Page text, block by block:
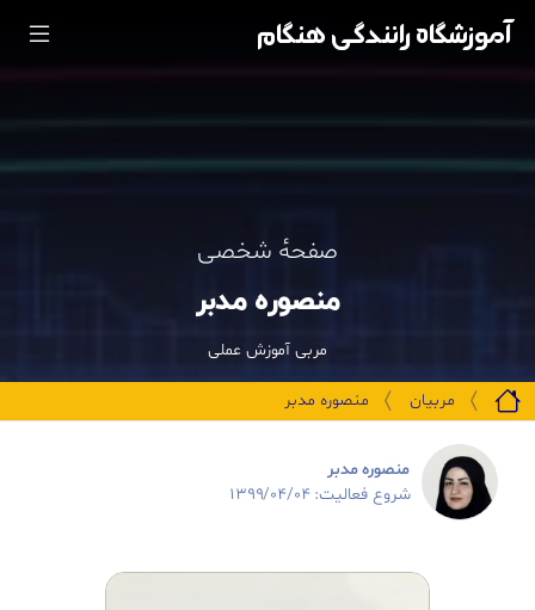
آموزشگاه رانندگی هنگام
صفحهٔ شخصی
منصوره مدبر
مربی آموزش عملی
مربیان منصوره مدبر
منصوره مدبر
شروع فعالیت: ۱۳۹۹/۰۴/۰۴